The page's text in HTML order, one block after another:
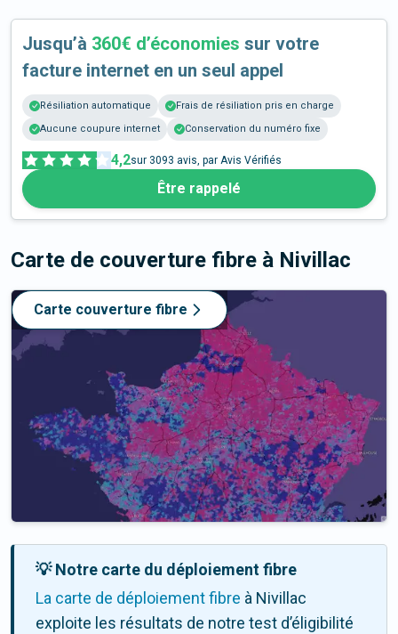
Jusqu’à 360€ d’économies sur votre
facture internet en un seul appel
Résiliation automatique
Frais de résiliation pris en charge
Aucune coupure internet
Conservation du numéro fixe
4,2sur 3093 avis, par Avis Vérifiés
Être rappelé
Carte de couverture fibre à Nivillac
Carte couverture fibre
💡 Notre carte du déploiement fibre
La carte de déploiement fibre à Nivillac
exploite les résultats de notre test d’éligibilité